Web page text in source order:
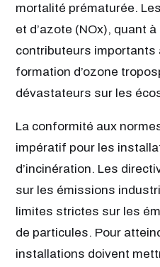
mortalité prématurée.
et d’azote (NOx), quant
contributeurs importants
formation d’ozone
dévastateurs sur les
La conformité aux
impératif pour les
d’incinération. Les
sur les émissions
limites strictes sur les
de particules. Pour
installations doivent